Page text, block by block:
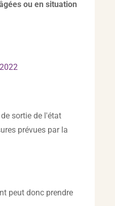
ou en situation
sortie de l'état
prévues par la
peut donc prendre